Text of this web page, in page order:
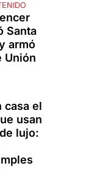
Santa
armó
Unión
casa el
usan
lujo: